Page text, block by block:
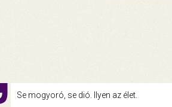
Se mogyoró, se dió. Ilyen az élet.